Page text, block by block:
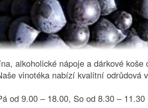
alkoholické nápoje a dárkové koše
vinotéka nabízí kvalitní odrůdová
od 9.00 – 18.00, So od 8.30 – 11.30